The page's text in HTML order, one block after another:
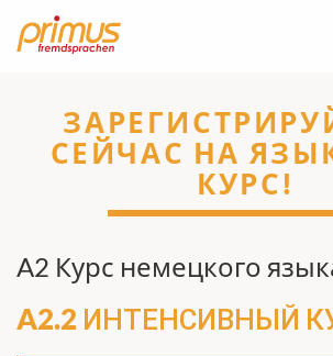
СЕЙЧАС НА
КУРС!
A2 Курс немецкого
A2.2 ИНТЕНСИВНЫЙ